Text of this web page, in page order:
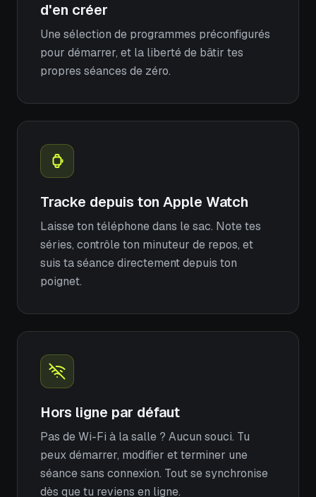
d'en créer
Une sélection de programmes préconfigurés
pour démarrer, et la liberté de bâtir tes
propres séances de zéro.
Tracke depuis ton Apple Watch
Laisse ton téléphone dans le sac. Note tes
séries, contrôle ton minuteur de repos, et
suis ta séance directement depuis ton
poignet.
Hors ligne par défaut
Pas de Wi-Fi à la salle ? Aucun souci. Tu
peux démarrer, modifier et terminer une
séance sans connexion. Tout se synchronise
dès que tu reviens en ligne.